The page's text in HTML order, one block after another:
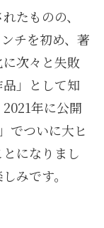
たものの、
チを初め、著
次々と失敗
」として知
年に公開
でついに大ヒ
になりまし
みです。